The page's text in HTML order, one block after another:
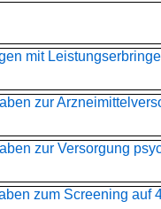
mit
zur
zur Versorgung
zum Screening auf